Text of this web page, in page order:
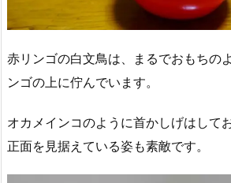
赤リンゴの白文鳥は、まるでおもちの
ンゴの上に佇んでいます。
オカメインコのように首かしげはして
正面を見据えている姿も素敵です。